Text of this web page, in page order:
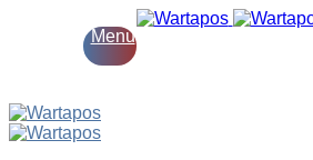
Menu